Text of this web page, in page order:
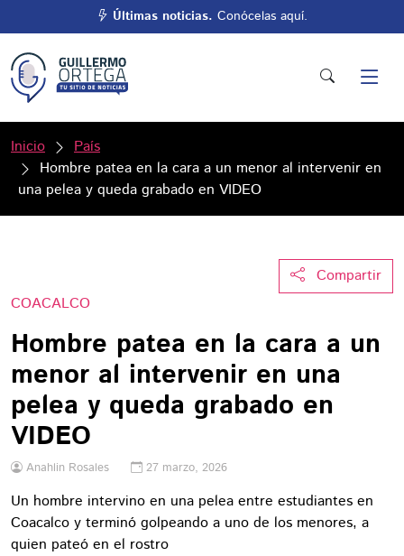
Últimas noticias. Conócelas aquí.
Inicio
País
Hombre patea en la cara a un menor al intervenir en
una pelea y queda grabado en VIDEO
Compartir
COACALCO
Hombre patea en la cara a un
menor al intervenir en una
pelea y queda grabado en
VIDEO
Anahlin Rosales 27 marzo, 2026
Un hombre intervino en una pelea entre estudiantes en
Coacalco y terminó golpeando a uno de los menores, a
quien pateó en el rostro